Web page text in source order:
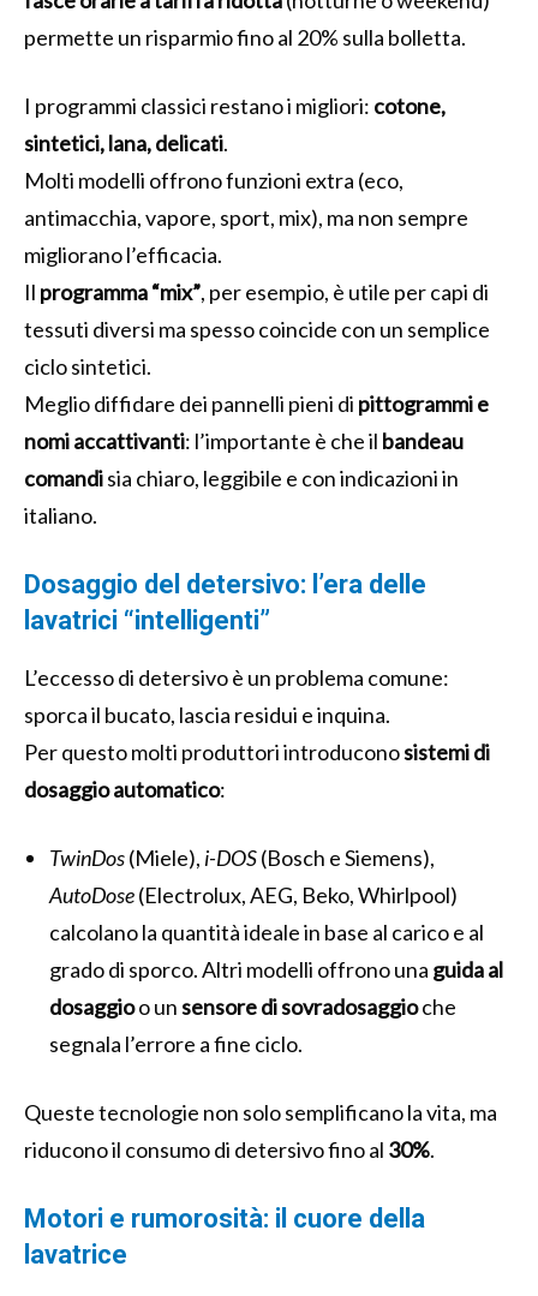
permette un risparmio fino al 20% sulla bolletta.
I programmi classici restano i migliori: cotone,
sintetici, lana, delicati.
Molti modelli offrono funzioni extra (eco,
antimacchia, vapore, sport, mix), ma non sempre
migliorano l’efficacia.
Il programma “mix”, per esempio, è utile per capi di
tessuti diversi ma spesso coincide con un semplice
ciclo sintetici.
Meglio diffidare dei pannelli pieni di pittogrammi e
nomi accattivanti: l’importante è che il bandeau
comandisia chiaro, leggibile e con indicazioni in
italiano.
Dosaggio del detersivo: l’era delle
lavatrici “intelligenti”
L’eccesso di detersivo è un problema comune:
sporca il bucato, lascia residui e inquina.
Per questo molti produttori introduconosistemi di
dosaggio automatico:
TwinDos(Miele), i-DOS(Bosch e Siemens),
AutoDose(Electrolux, AEG, Beko, Whirlpool)
calcolano la quantità ideale in base al carico e al
grado di sporco. Altri modelli offrono una guida al
dosaggioo unsensore di sovradosaggioche
segnala l’errore a fine ciclo.
Queste tecnologie non solo semplificano la vita, ma
riducono il consumo di detersivo fino al 30%.
Motori e rumorosità: il cuore della
lavatrice